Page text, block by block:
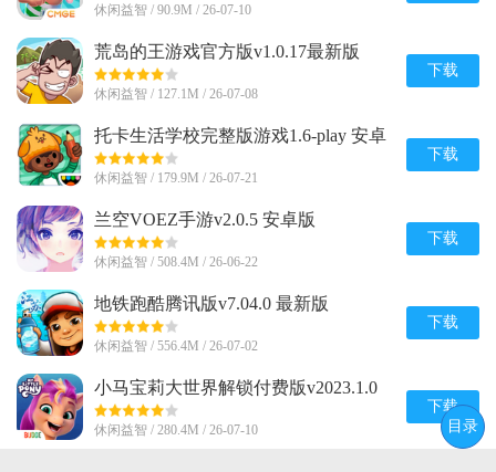
休闲益智 / 90.9M / 26-07-10
荒岛的王游戏官方版v1.0.17最新版
休闲益智 / 127.1M / 26-07-08
下载
托卡生活学校完整版游戏1.6-play 安卓
免费版
休闲益智 / 179.9M / 26-07-21
下载
兰空VOEZ手游v2.0.5 安卓版
休闲益智 / 508.4M / 26-06-22
下载
地铁跑酷腾讯版v7.04.0 最新版
休闲益智 / 556.4M / 26-07-02
下载
小马宝莉大世界解锁付费版v2023.1.0
安卓最新版
休闲益智 / 280.4M / 26-07-10
下载
目录